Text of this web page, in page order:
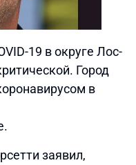
19 в округе Лос-
Город
в
заявил,